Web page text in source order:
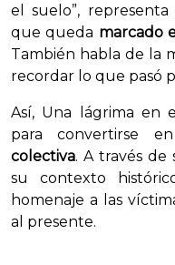
el suelo”,
que queda marcado
También habla de la
recordar lo que pasó
Así, Una lágrima en
para convertirse
colectiva. A través de
su contexto
homenaje a las
al presente.